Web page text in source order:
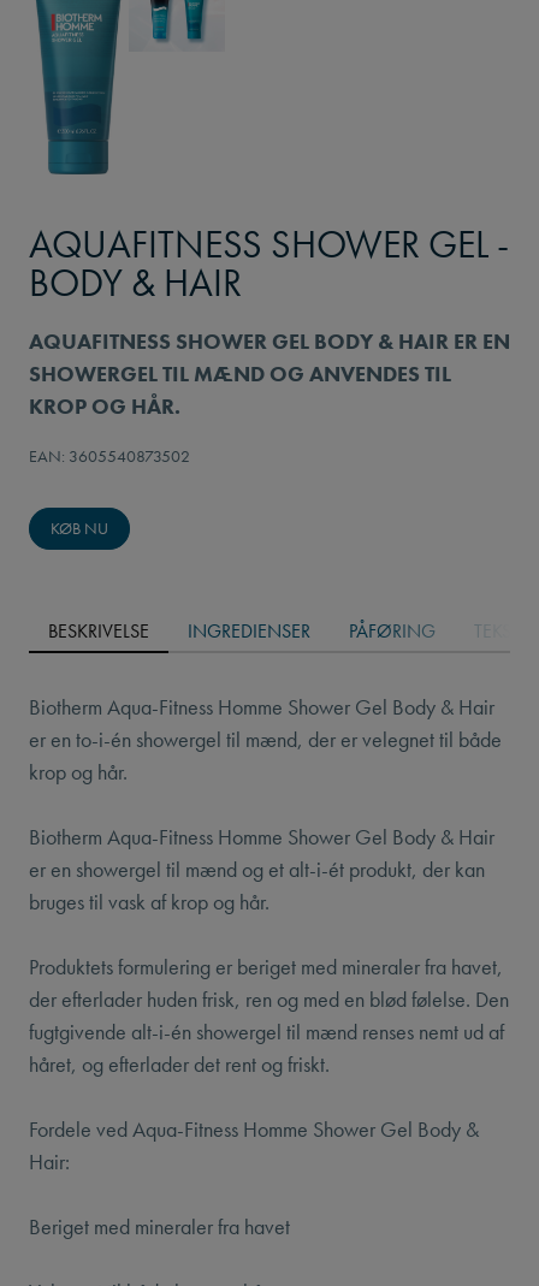
AQUAFITNESS SHOWER GEL -
BODY & HAIR
AQUAFITNESS SHOWER GEL BODY & HAIR ER EN
SHOWERGEL TIL MÆND OG ANVENDES TIL
KROP OG HÅR.
EAN: 3605540873502
KØB NU
BESKRIVELSE INGREDIENSER PÅFØRING TEKSTUR
Biotherm Aqua-Fitness Homme Shower Gel Body & Hair
er en to-i-én showergel til mænd, der er velegnet til både
krop og hår.
Biotherm Aqua-Fitness Homme Shower Gel Body & Hair
er en showergel til mænd og et alt-i-ét produkt, der kan
bruges til vask af krop og hår.
Produktets formulering er beriget med mineraler fra havet,
der efterlader huden frisk, ren og med en blød følelse. Den
fugtgivende alt-i-én showergel til mænd renses nemt ud af
håret, og efterlader det rent og friskt.
Fordele ved Aqua-Fitness Homme Shower Gel Body &
Hair:
Beriget med mineraler fra havet